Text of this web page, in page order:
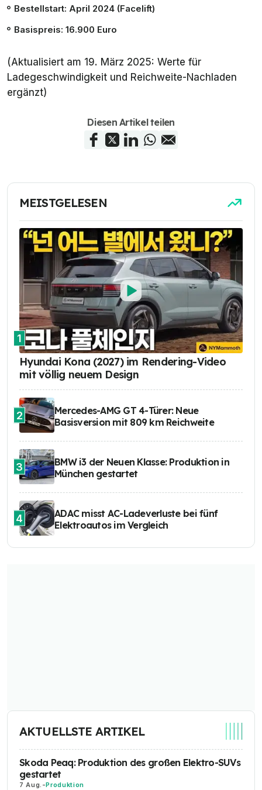
Bestellstart: April 2024 (Facelift)
Basispreis: 16.900 Euro
(Aktualisiert am 19. März 2025: Werte für
Ladegeschwindigkeit und Reichweite-Nachladen
ergänzt)
Diesen Artikel teilen
MEISTGELESEN
1
Hyundai Kona (2027) im Rendering-Video
mit völlig neuem Design
2
Mercedes-AMG GT 4-Türer: Neue
Basisversion mit 809 km Reichweite
3
BMW i3 der Neuen Klasse: Produktion in
München gestartet
4
ADAC misst AC-Ladeverluste bei fünf
Elektroautos im Vergleich
AKTUELLSTE ARTIKEL
Skoda Peaq: Produktion des großen Elektro-SUVs
gestartet
7 Aug. -Produktion